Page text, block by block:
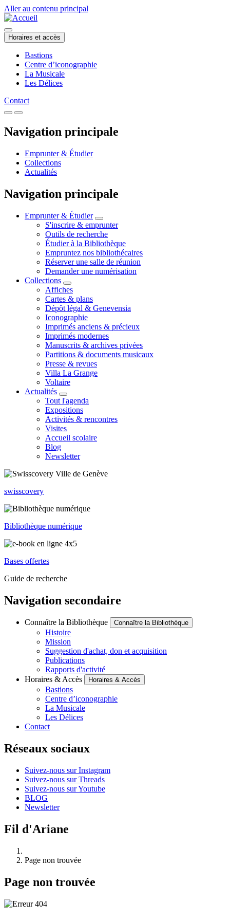
Aller au contenu principal
Horaires et accès
Bastions
Centre d’iconographie
La Musicale
Les Délices
Contact
Navigation principale
Emprunter & Étudier
Collections
Actualités
Navigation principale
Emprunter & Étudier
S'inscrire & emprunter
Outils de recherche
Étudier à la Bibliothèque
Empruntez nos bibliothécaires
Réserver une salle de réunion
Demander une numérisation
Collections
Affiches
Cartes & plans
Dépôt légal & Genevensia
Iconographie
Imprimés anciens & précieux
Imprimés modernes
Manuscrits & archives privées
Partitions & documents musicaux
Presse & revues
Villa La Grange
Voltaire
Actualités
Tout l'agenda
Expositions
Activités & rencontres
Visites
Accueil scolaire
Blog
Newsletter
swisscovery
Bibliothèque numérique
Bases offertes
Guide de recherche
Navigation secondaire
Connaître la Bibliothèque Connaître la Bibliothèque
Histoire
Mission
Suggestion d'achat, don et acquisition
Publications
Rapports d'activité
Horaires & Accès
Horaires & Accès
Bastions
Centre d’iconographie
La Musicale
Les Délices
Contact
Réseaux sociaux
Suivez-nous sur Instagram
Suivez-nous sur Threads
Suivez-nous sur Youtube
BLOG
Newsletter
Fil d'Ariane
Page non trouvée
Page non trouvée